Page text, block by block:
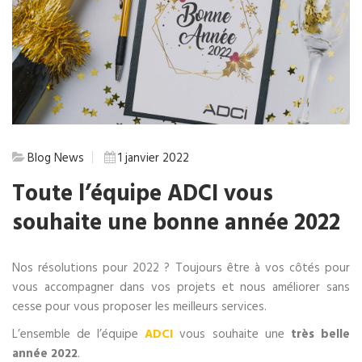
Blog News 1 janvier 2022
Toute l’équipe ADCI vous
souhaite une bonne année 2022
Nos résolutions pour 2022 ? Toujours être à vos côtés pour
vous accompagner dans vos projets et nous améliorer sans
cesse pour vous proposer les meilleurs services.
L’ensemble de l’équipeADCI vous souhaite une très belle
année 2022.